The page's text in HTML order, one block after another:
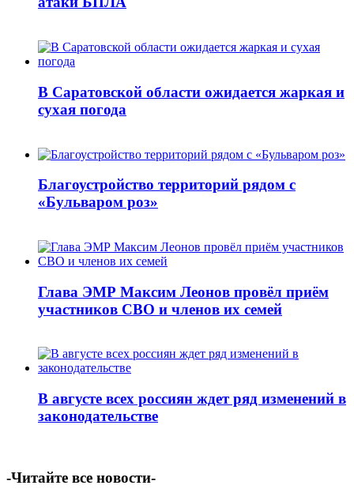
В Саратовской области ожидается жаркая и
сухая погода
Благоустройство территорий рядом с
«Бульваром роз»
Глава ЭМР Максим Леонов провёл приём
участников СВО и членов их семей
В августе всех россиян ждет ряд изменений в
законодательстве
-Читайте все новости-